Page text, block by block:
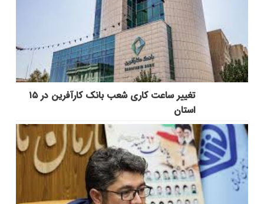
تغییر ساعت کاری شعب بانک کارآفرین در ۱۵
استان